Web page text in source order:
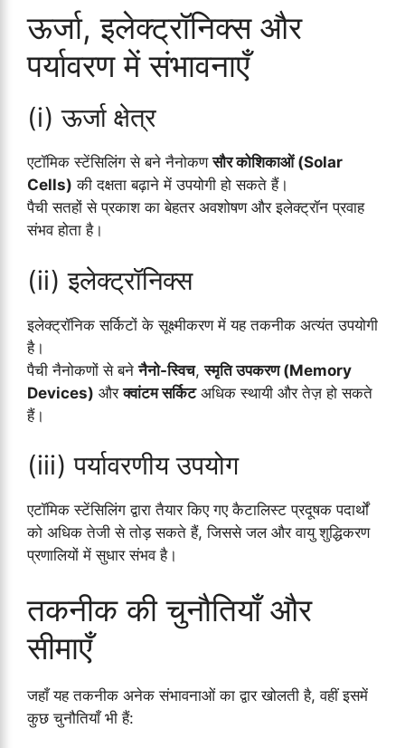
ऊर्जा, इलेक्ट्रॉनिक्स और
पर्यावरण में संभावनाएँ
(i) ऊर्जा क्षेत्र
एटॉमिक स्टेंसिलिंग से बने नैनोकणसौर कोशिकाओं (Solar
Cells) की दक्षता बढ़ाने में उपयोगी हो सकते हैं।
पैची सतहों से प्रकाश का बेहतर अवशोषण और इलेक्ट्रॉन प्रवाह
संभव होता है।
(ii) इलेक्ट्रॉनिक्स
इलेक्ट्रॉनिक सर्किटों के सूक्ष्मीकरण में यह तकनीक अत्यंत उपयोगी
है।
पैची नैनोकणों से बनेनैनो-स्विच,स्मृति उपकरण (Memory
Devices) औरक्वांटम सर्किटअधिक स्थायी और तेज़ हो सकते
हैं।
(iii) पर्यावरणीय उपयोग
एटॉमिक स्टेंसिलिंग द्वारा तैयार किए गए कैटालिस्ट प्रदूषक पदार्थों
को अधिक तेजी से तोड़ सकते हैं, जिससे जल और वायु शुद्धिकरण
प्रणालियों में सुधार संभव है।
तकनीक की चुनौतियाँ और
सीमाएँ
जहाँ यह तकनीक अनेक संभावनाओं का द्वार खोलती है, वहीं इसमें
कुछ चुनौतियाँ भी हैं: